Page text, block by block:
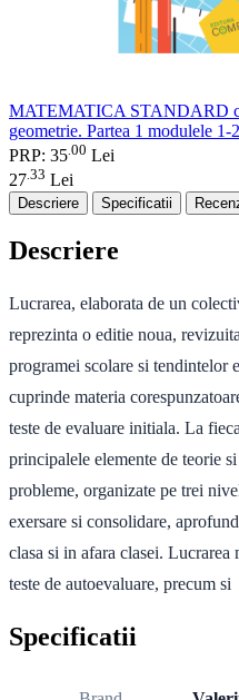
MATEMATICA STANDARD
geometrie. Partea 1 modulele
PRP: 35 00 Lei
27 33 Lei
Descriere Specificatii
Descriere
Lucrarea, elaborata de un
reprezinta o editie noua,
programei scolare si tendintelor
cuprinde materia
teste de evaluare initiala. La
principalele elemente de teorie
probleme, organizate pe trei
exersare si consolidare,
clasa si in afara clasei. Lucrarea
teste de autoevaluare, precum
Specificatii